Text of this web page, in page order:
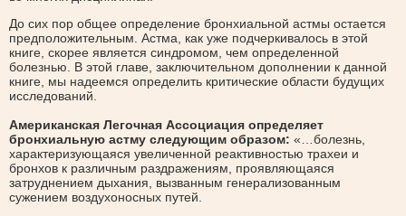
До сих пор общее определение бронхиальной астмы остается
предположительным. Астма, как уже подчеркивалось в этой
книге, скорее является синдромом, чем определенной
болезнью. В этой главе, заключительном дополнении к данной
книге, мы надеемся определить критические области будущих
исследований.
Американская Легочная Ассоциация определяет
бронхиальную астму следующим образом: «…болезнь,
характеризующаяся увеличенной реактивностью трахеи и
бронхов к различным раздражениям, проявляющаяся
затруднением дыхания, вызванным генерализованным
сужением воздухоносных путей.